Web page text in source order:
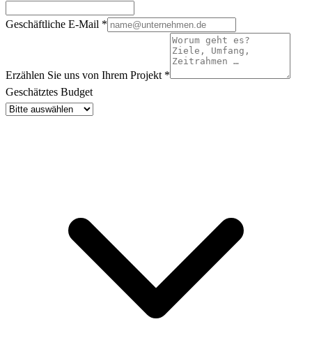
Geschäftliche E-Mail *
Erzählen Sie uns von Ihrem Projekt *
Geschätztes Budget